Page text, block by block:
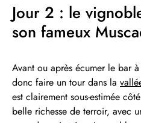
Jour 2 : le
son fameux
Avant ou après écumer le bar
donc faire un tour dans la
est clairement sous-estimée
belle richesse de terroir, avec